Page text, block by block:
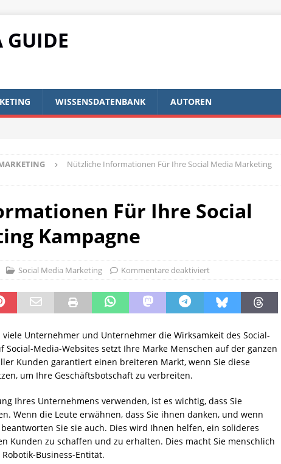
GUIDE
WISSENSDATENBANK AUTOREN
Nützliche Informationen Für Ihre Social Media Marketing
Für Ihre Social
Kampagne
Social Media Marketing Kommentare deaktiviert
Unternehmer und Unternehmer die Wirksamkeit des Social-
Social-Media-Websites setzt Ihre Marke Menschen auf der ganzen
Kunden garantiert einen breiteren Markt, wenn Sie diese
um Ihre Geschäftsbotschaft zu verbreiten.
Ihres Unternehmens verwenden, ist es wichtig, dass Sie
Wenn die Leute erwähnen, dass Sie ihnen danken, und wenn
Sie sie auch. Dies wird Ihnen helfen, ein solideres
Kunden zu schaffen und zu erhalten. Dies macht Sie menschlich
Business-Entität.